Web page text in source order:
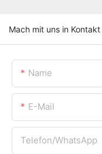
Mach mit uns in Kontakt
Name
E-Mail
Telefon/WhatsApp